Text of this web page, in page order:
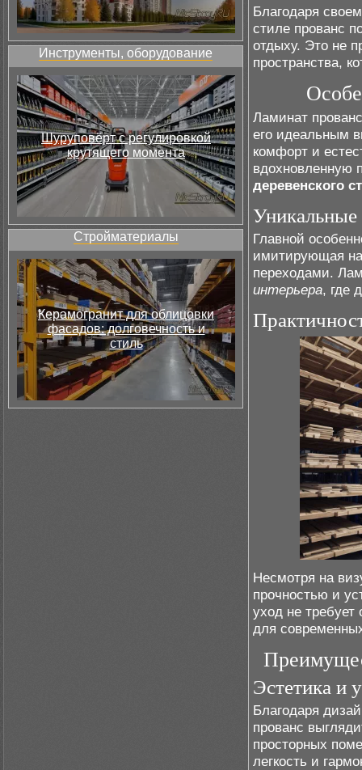
Инструменты, оборудование
Шуруповёрт с регулировкой
крутящего момента
Стройматериалы
Керамогранит для облицовки
фасадов: долговечность и
стиль
Благодаря
стиле прованс
отдыху. Это не
пространства,
Ламинат
его идеальным
комфорт и
вдохновленную
деревенского
Уникальные
Главной
имитирующая
переходами.
интерьера, где
Несмотря на
прочностью и
уход не
для
Эстетика и
Благодаря
прованс
просторных
легкость и